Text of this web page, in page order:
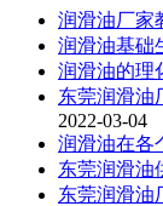
润滑油厂家
润滑油基础
润滑油的理
东莞润滑油
2022-03-04
润滑油在各
东莞润滑油
东莞润滑油